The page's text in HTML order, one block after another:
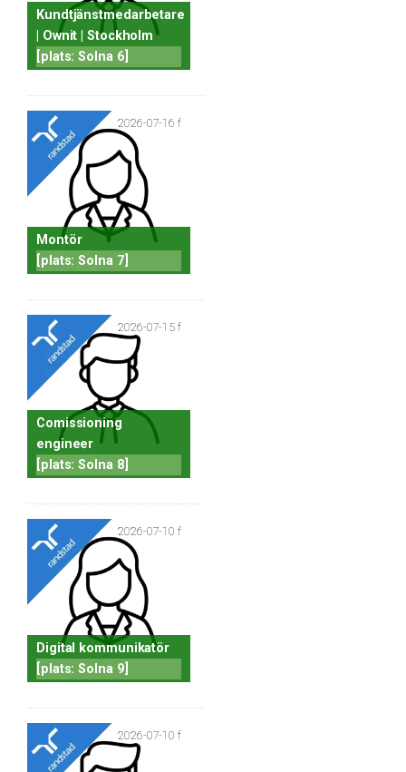
Kundtjänstmedarbetare
| Ownit | Stockholm
[plats: Solna 6]
2026-07-16 f
Montör
[plats: Solna 7]
2026-07-15 f
Comissioning
engineer
[plats: Solna 8]
2026-07-10 f
Digital kommunikatör
[plats: Solna 9]
2026-07-10 f